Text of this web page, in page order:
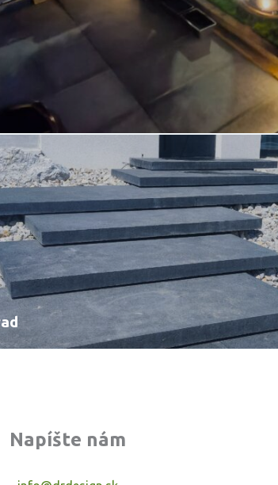
Napíšte nám